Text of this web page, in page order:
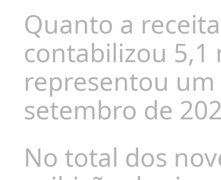
Quanto a
contabilizou
representou
setembro de
No total dos